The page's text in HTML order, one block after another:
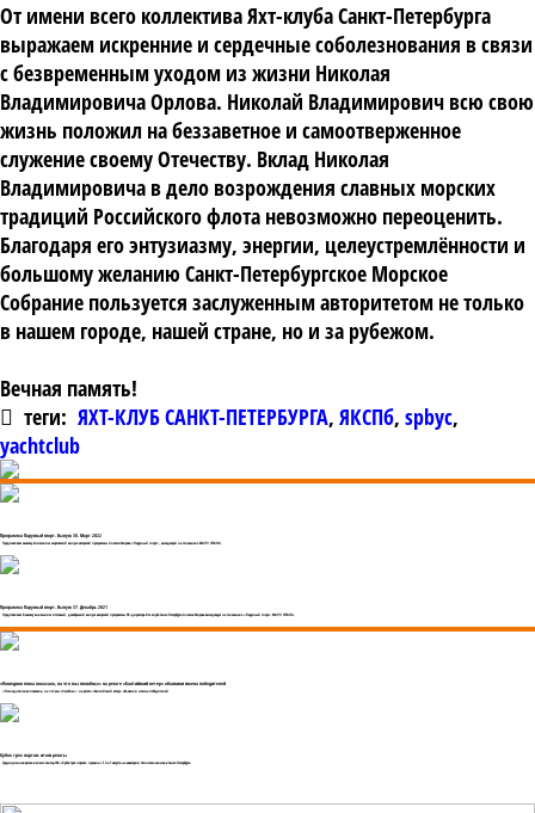
От имени всего коллектива Яхт-клуба Санкт-Петербурга
выражаем искренние и сердечные соболезнования в связи
с безвременным уходом из жизни Николая
Владимировича Орлова. Николай Владимирович всю свою
жизнь положил на беззаветное и самоотверженное
служение своему Отечеству. Вклад Николая
Владимировича в дело возрождения славных морских
традиций Российского флота невозможно переоценить.
Благодаря его энтузиазму, энергии, целеустремлённости и
большому желанию Санкт-Петербургское Морское
Собрание пользуется заслуженным авторитетом не только
в нашем городе, нашей стране, но и за рубежом.
Вечная память!
теги: ЯХТ-КЛУБ САНКТ-ПЕТЕРБУРГА, ЯКСПб, spbyc,
yachtclub
Программа Парусный спорт. Выпуск 38. Март 2022
Представляем вашему вниманию мартовский выпуск авторской программы Алексея Жирова «Парусный спорт», выходящей на телеканале МАТЧ! СТРАНА.
Программа Парусный спорт. Выпуск 37. Декабрь 2021
Представляем Вашему вниманию итоговый, декабрьский выпуск авторской программы PR-директора Яхт-клуба Санкт-Петербурга Алексея Жирова выходящую на телеканале «Парусный спорт» МАТЧ! СТРАНА.
«Последняя гонка показала, на что мы способны»: на регате «Балтийский ветер» объявили имена победителей
«Последняя гонка показала, на что мы способны»: на регате «Балтийский ветер» объявили имена победителей
Кубок трех портов: итоги регаты
Традиционная регата в классе Сантер-760 «Кубок трех портов» прошла с 5 по 7 августа на акватории Финского залива в Санкт-Петербурге.